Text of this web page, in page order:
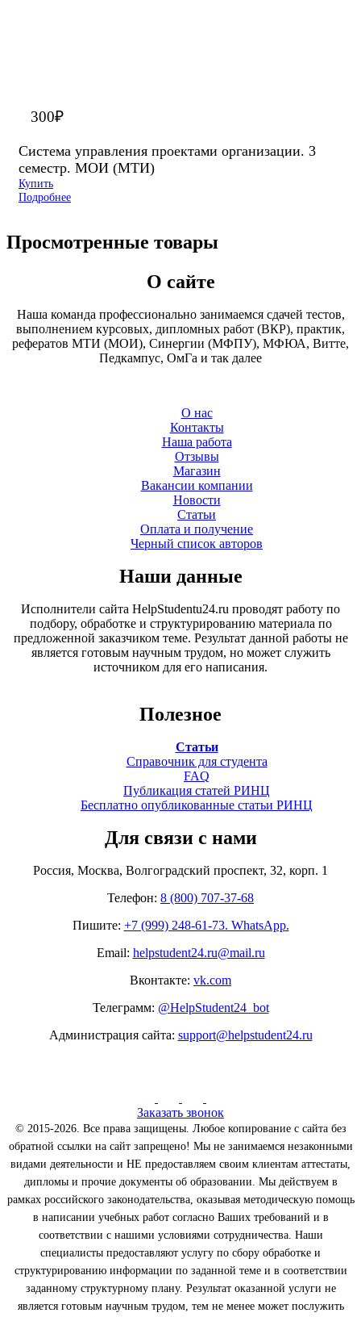
300₽
Система управления проектами организации. 3
семестр. МОИ (МТИ)
Купить
Подробнее
Просмотренные товары
О сайте
Наша команда профессионально занимаемся сдачей тестов,
выполнением курсовых, дипломных работ (ВКР), практик,
рефератов МТИ (МОИ), Синергии (МФПУ), МФЮА, Витте,
Педкампус, ОмГа и так далее
О нас
Контакты
Наша работа
Отзывы
Магазин
Вакансии компании
Новости
Статьи
Оплата и получение
Черный список авторов
Наши данные
Исполнители сайта HelpStudentu24.ru проводят работу по
подбору, обработке и структурированию материала по
предложенной заказчиком теме. Результат данной работы не
является готовым научным трудом, но может служить
источником для его написания.
Полезное
Статьи
Справочник для студента
FAQ
Публикация статей РИНЦ
Бесплатно опубликованные статьи РИНЦ
Для связи с нами
Россия, Москва, Волгоградский проспект, 32, корп. 1
Телефон: 8 (800) 707-37-68
Пишите: +7 (999) 248-61-73. WhatsApp.
Email: helpstudent24.ru@mail.ru
Вконтакте: vk.com
Телеграмм: @HelpStudent24_bot
Администрация сайта: support@helpstudent24.ru
Заказать звонок
© 2015-2026. Все права защищены. Любое копирование с сайта без
обратной ссылки на сайт запрещено! Мы не занимаемся незаконными
видами деятельности и НЕ предоставляем своим клиентам аттестаты,
дипломы и прочие документы об образовании. Мы действуем в
рамках российского законодательства, оказывая методическую помощь
в написании учебных работ согласно Ваших требований и в
соответствии с нашими условиями сотрудничества. Наши
специалисты предоставляют услугу по сбору обработке и
структурированию информации по заданной теме и в соответствии
заданному структурному плану. Результат оказанной услуги не
является готовым научным трудом, тем не менее может послужить